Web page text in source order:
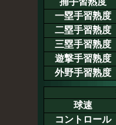
一塁手習熟度
二塁手習熟度
三塁手習熟度
遊撃手習熟度
外野手習熟度
球速
コントロール